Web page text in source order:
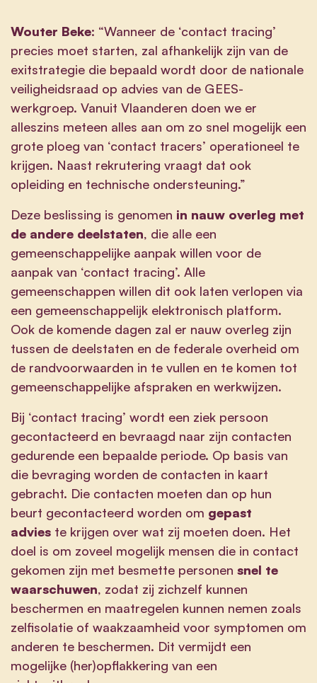
Wouter Beke: “Wanneer de ‘contact tracing’
precies moet starten, zal afhankelijk zijn van de
exitstrategie die bepaald wordt door de nationale
veiligheidsraad op advies van de GEES-
werkgroep. Vanuit Vlaanderen doen we er
alleszins meteen alles aan om zo snel mogelijk een
grote ploeg van ‘contact tracers’ operationeel te
krijgen. Naast rekrutering vraagt dat ook
opleiding en technische ondersteuning.”
Deze beslissing is genomen in nauw overleg met
de andere deelstaten, die alle een
gemeenschappelijke aanpak willen voor de
aanpak van ‘contact tracing’. Alle
gemeenschappen willen dit ook laten verlopen via
een gemeenschappelijk elektronisch platform.
Ook de komende dagen zal er nauw overleg zijn
tussen de deelstaten en de federale overheid om
de randvoorwaarden in te vullen en te komen tot
gemeenschappelijke afspraken en werkwijzen.
Bij ‘contact tracing’ wordt een ziek persoon
gecontacteerd en bevraagd naar zijn contacten
gedurende een bepaalde periode. Op basis van
die bevraging worden de contacten in kaart
gebracht. Die contacten moeten dan op hun
beurt gecontacteerd worden om gepast
advies te krijgen over wat zij moeten doen. Het
doel is om zoveel mogelijk mensen die in contact
gekomen zijn met besmette personen snel te
waarschuwen, zodat zij zichzelf kunnen
beschermen en maatregelen kunnen nemen zoals
zelfisolatie of waakzaamheid voor symptomen om
anderen te beschermen. Dit vermijdt een
mogelijke (her)opflakkering van een